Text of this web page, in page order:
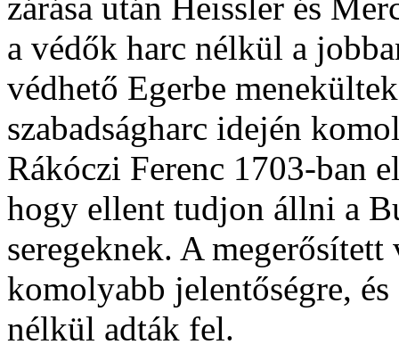
a védők harc nélkül a
védhető Egerbe
szabadságharc idején
Rákóczi Ferenc 1703-ban
hogy ellent tudjon állni a
seregeknek. A
komolyabb jelentőségre,
nélkül adták fel.